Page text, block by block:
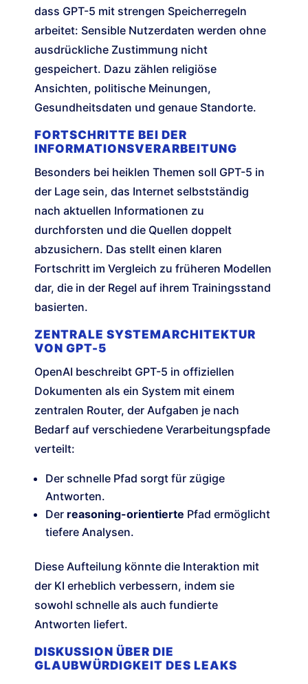
dass GPT-5 mit strengen Speicherregeln
arbeitet: Sensible Nutzerdaten werden ohne
ausdrückliche Zustimmung nicht
gespeichert. Dazu zählen religiöse
Ansichten, politische Meinungen,
Gesundheitsdaten und genaue Standorte.
FORTSCHRITTE BEI DER
INFORMATIONSVERARBEITUNG
Besonders bei heiklen Themen soll GPT-5 in
der Lage sein, das Internet selbstständig
nach aktuellen Informationen zu
durchforsten und die Quellen doppelt
abzusichern. Das stellt einen klaren
Fortschritt im Vergleich zu früheren Modellen
dar, die in der Regel auf ihrem Trainingsstand
basierten.
ZENTRALE SYSTEMARCHITEKTUR
VON GPT-5
OpenAI beschreibt GPT-5 in offiziellen
Dokumenten als ein System mit einem
zentralen Router, der Aufgaben je nach
Bedarf auf verschiedene Verarbeitungspfade
verteilt:
Der schnelle Pfad sorgt für zügige
Antworten.
Der reasoning-orientierte Pfad ermöglicht
tiefere Analysen.
Diese Aufteilung könnte die Interaktion mit
der KI erheblich verbessern, indem sie
sowohl schnelle als auch fundierte
Antworten liefert.
DISKUSSION ÜBER DIE
GLAUBWÜRDIGKEIT DES LEAKS